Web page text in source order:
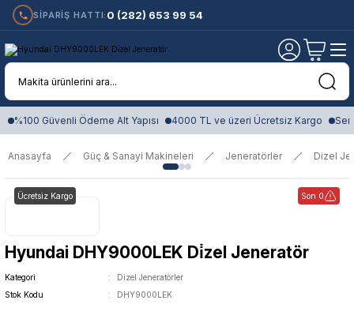
SİPARİŞ HATTI: 0 (282) 653 99 54
%100 Güvenli Ödeme Alt Yapısı 4000 TL ve üzeri Ücretsiz Kargo
Anasayfa Güç & Sanayi Makineleri Jeneratörler Dizel
Ücretsiz Kargo Son 0
Hyundai DHY9000LEK Di̇zel Jeneratör
Kategori
Dizel Jeneratörler
Stok Kodu
DHY9000LEK